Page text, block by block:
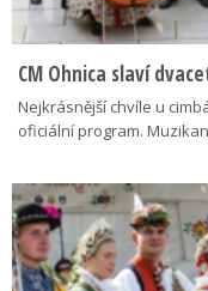
CM Ohnica slaví
Nejkrásnější chvíle u
oficiální program.